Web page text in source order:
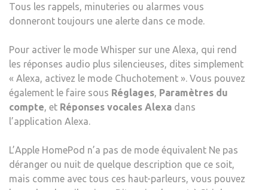
Tous les rappels, minuteries ou alarmes vous
donneront toujours une alerte dans ce mode.
Pour activer le mode Whisper sur une Alexa, qui rend
les réponses audio plus silencieuses, dites simplement
« Alexa, activez le mode Chuchotement ». Vous pouvez
également le faire sous Réglages, Paramètres du
compte, et Réponses vocales Alexa dans
l’application Alexa.
L’Apple HomePod n’a pas de mode équivalent Ne pas
déranger ou nuit de quelque description que ce soit,
mais comme avec tous ces haut-parleurs, vous pouvez